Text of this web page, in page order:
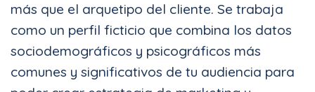
más que el arquetipo del cliente. Se trabaja
como un perfil ficticio que combina los datos
sociodemográficos y psicográficos más
comunes y significativos de tu audiencia para